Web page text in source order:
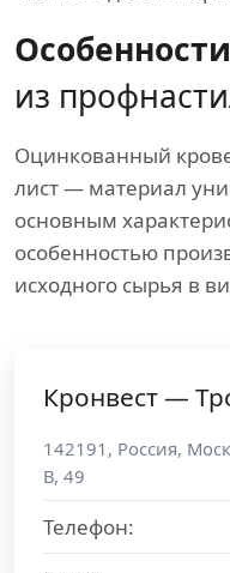
Особенности
из
Оцинкованный
лист — материал
основным
особенностью
исходного сырья в
Кронвест —
142191 , Россия,
В, 49
Телефон: